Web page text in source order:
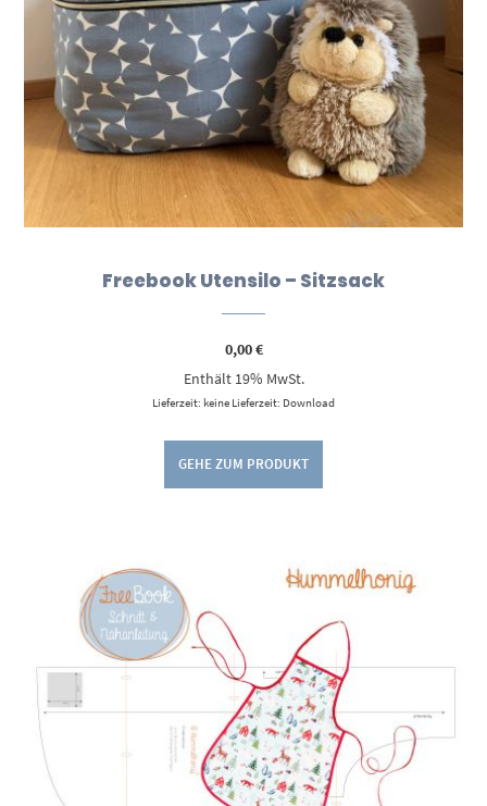
Freebook Utensilo – Sitzsack
0,00€
Enthält 19% MwSt.
Lieferzeit: keine Lieferzeit: Download
GEHE ZUM PRODUKT